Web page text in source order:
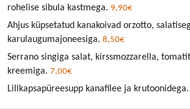
rohelise sibula kastmega. 9,90€
Ahjus küpsetatud kanakoivad orzotto,
karulaugumajoneesiga. 8,50€
Serrano singiga salat, kirssmozzarella,
kreemiga. 7,00€
Lillkapsapüreesupp kanafilee ja krutoonidega.